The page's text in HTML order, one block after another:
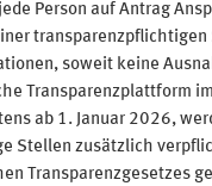
Person auf Antrag
transparenzpflichtigen
soweit keine
Transparenzplattform
ab 1. Januar 2026,
Stellen zusätzlich
Transparenzgesetzes